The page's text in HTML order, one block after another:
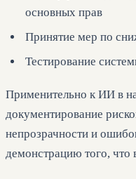
основных прав
Принятие мер по
Тестирование
Применительно к ИИ в
документирование
непрозрачности и
демонстрацию того, что